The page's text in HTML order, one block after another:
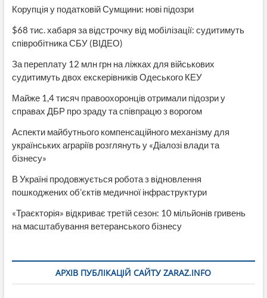
Корупція у податковій Сумщини: нові підозри
$68 тис. хабаря за відстрочку від мобілізації: судитимуть
співробітника СБУ (ВІДЕО)
За переплату 12 млн грн на ліжках для військових
судитимуть двох екскерівників Одеського КЕУ
Майже 1,4 тисяч правоохоронців отримали підозри у
справах ДБР про зраду та співпрацю з ворогом
Аспекти майбутнього компенсаційного механізму для
українських аграріїв розглянуть у «Діалозі влади та
бізнесу»
В Україні продовжується робота з відновлення
пошкоджених об’єктів медичної інфраструктури
«Траєкторія» відкриває третій сезон: 10 мільйонів гривень
на масштабування ветеранського бізнесу
АРХІВ ПУБЛІКАЦІЙ САЙТУ ZARAZ.INFO